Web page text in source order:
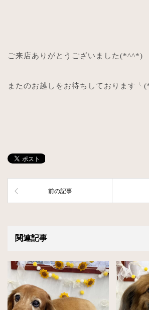
ご来店ありがとうございました(*^^*)
またのお越しをお待ちしております╰
前の記事
関連記事